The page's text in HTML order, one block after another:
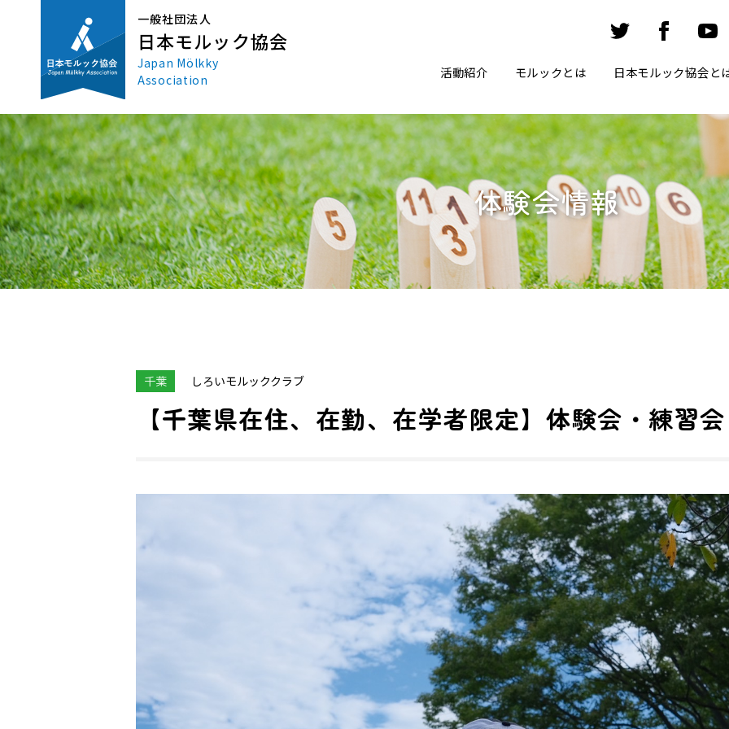
一般社団法人
日本モルック協会
Japan Mölkky
Association
活動紹介 モルックとは 日本モルック協会と
体験会情報
千葉 しろいモルッククラブ
【千葉県在住、在勤、在学者限定】体験会・練習